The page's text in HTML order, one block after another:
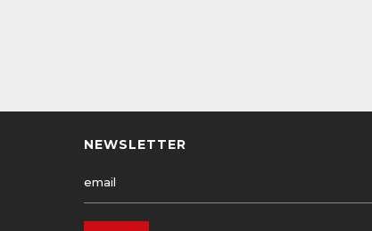
NEWSLETTER